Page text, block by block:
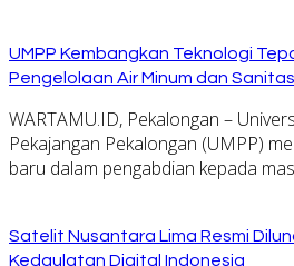
UMPP Kembangkan Teknologi
Pengelolaan Air Minum dan
WARTAMU.ID, Pekalongan –
Pekajangan Pekalongan (UMPP)
baru dalam pengabdian kepada
Satelit Nusantara Lima Resmi
Kedaulatan Digital Indonesia